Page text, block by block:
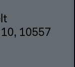
10557